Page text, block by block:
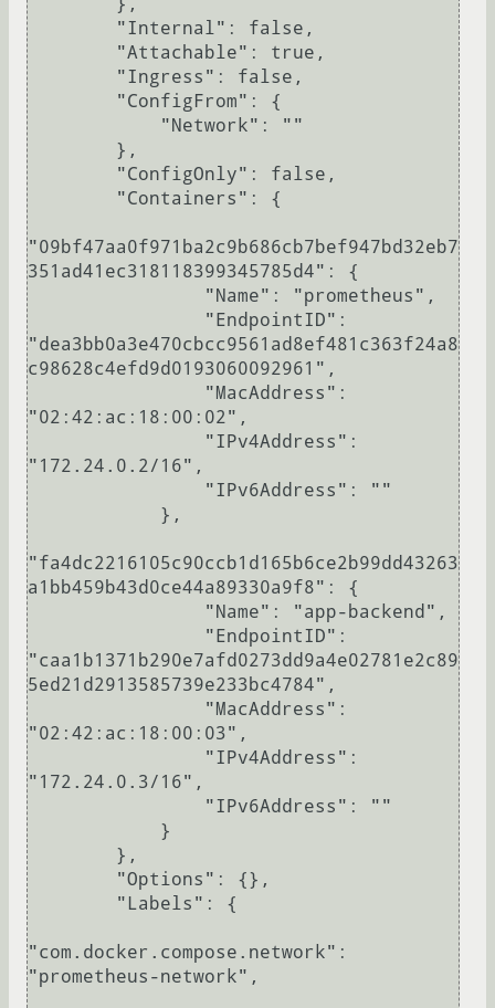
"09bf47aa0f971ba2c9b686cb7bef947bd32eb7
351ad41ec318118399345785d4": {
"dea3bb0a3e470cbcc9561ad8ef481c363f24a8
c98628c4efd9d0193060092961",
"02:42:ac:18:00:02",
"172.24.0.2/16",
"fa4dc2216105c90ccb1d165b6ce2b99dd43263
a1bb459b43d0ce44a89330a9f8": {
"caa1b1371b290e7afd0273dd9a4e02781e2c89
5ed21d2913585739e233bc4784",
"02:42:ac:18:00:03",
"172.24.0.3/16",
"com.docker.compose.network":
"prometheus-network",